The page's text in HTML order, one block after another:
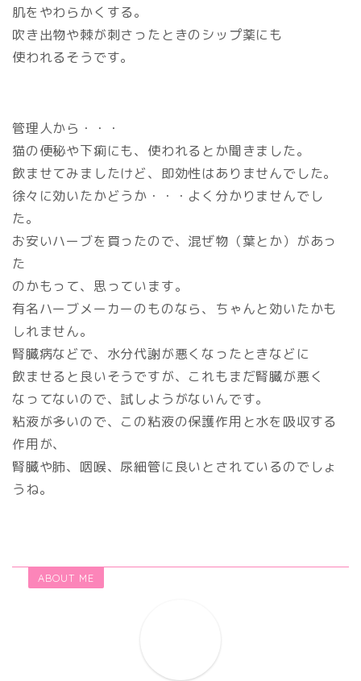
肌をやわらかくする。
吹き出物や棘が刺さったときのシップ薬にも
使われるそうです。
管理人から・・・
猫の便秘や下痢にも、使われるとか聞きました。
飲ませてみましたけど、即効性はありませんでした。
徐々に効いたかどうか・・・よく分かりませんでし
た。
お安いハーブを買ったので、混ぜ物（葉とか）があっ
た
のかもって、思っています。
有名ハーブメーカーのものなら、ちゃんと効いたかも
しれません。
腎臓病などで、水分代謝が悪くなったときなどに
飲ませると良いそうですが、これもまだ腎臓が悪く
なってないので、試しようがないんです。
粘液が多いので、この粘液の保護作用と水を吸収する
作用が、
腎臓や肺、咽喉、尿細管に良いとされているのでしょ
うね。
ABOUT ME